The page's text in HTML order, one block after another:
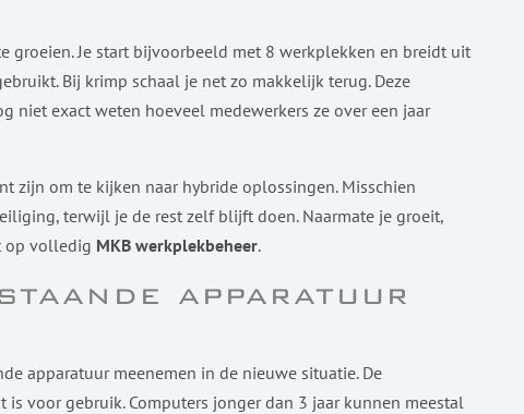
groeien. Je start bijvoorbeeld met 8 werkplekken en breidt uit
Bij krimp schaal je net zo makkelijk terug. Deze
exact weten hoeveel medewerkers ze over een jaar
zijn om te kijken naar hybride oplossingen. Misschien
terwijl je de rest zelf blijft doen. Naarmate je groeit,
op volledig MKB werkplekbeheer.
apparatuur
apparatuur meenemen in de nieuwe situatie. De
voor gebruik. Computers jonger dan 3 jaar kunnen meestal